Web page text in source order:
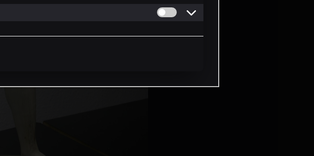
Permitir cookies de Personalizacion